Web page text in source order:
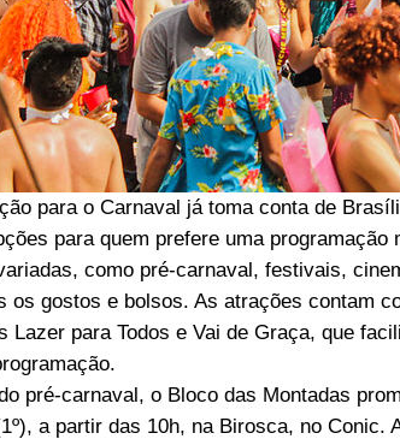
para o Carnaval já toma conta de
para quem prefere uma
como pré-carnaval, festivais,
os gostos e bolsos. As atrações contam
Lazer para Todos e Vai de Graça, que
pré-carnaval, o Bloco das Montadas
a partir das 10h, na Birosca, no Conic.